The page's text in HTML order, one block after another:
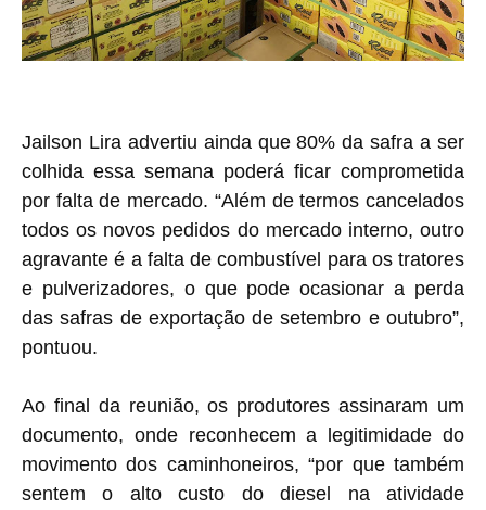
Jailson Lira advertiu ainda que 80% da safra a ser
colhida essa semana poderá ficar comprometida
por falta de mercado. “Além de termos cancelados
todos os novos pedidos do mercado interno, outro
agravante é a falta de combustível para os tratores
e pulverizadores, o que pode ocasionar a perda
das safras de exportação de setembro e outubro”,
pontuou.
Ao final da reunião, os produtores assinaram um
documento, onde reconhecem a legitimidade do
movimento dos caminhoneiros, “por que também
sentem o alto custo do diesel na atividade